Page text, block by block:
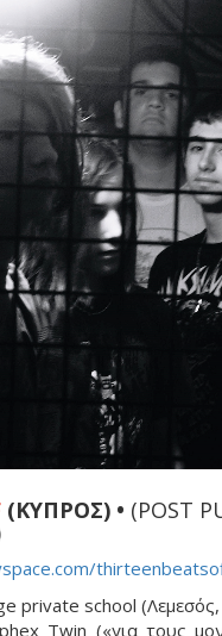
(ΚΥΠΡΟΣ) • (POST
private school
Twin («για τους